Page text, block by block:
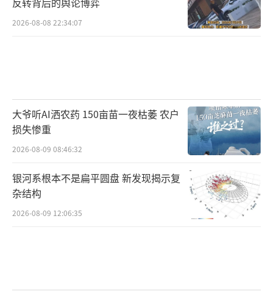
2026-08-08 22:34:07
大爷听AI洒农药 150亩苗一夜枯萎 农户
损失惨重
2026-08-09 08:46:32
银河系根本不是扁平圆盘 新发现揭示复
杂结构
2026-08-09 12:06:35